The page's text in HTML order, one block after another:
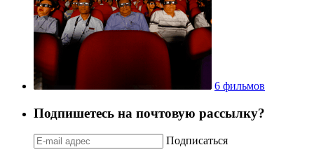
6 фильмов
Подпишетесь на почтовую рассылку?
Подписаться